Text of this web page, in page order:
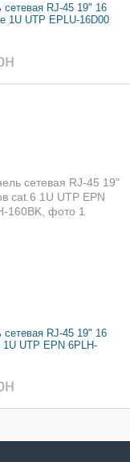
сетевая RJ-45 19" 16
1U UTP EPLU-16D00
сетевая RJ-45 19" 16
1U UTP EPN 6PLH-